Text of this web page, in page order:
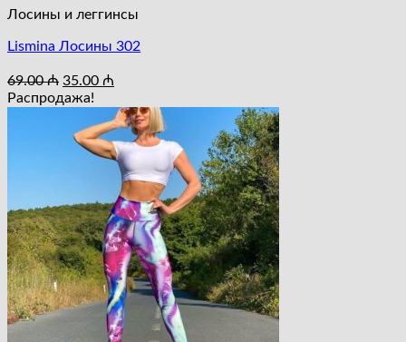
Лосины и леггинсы
Lismina Лосины 302
69.00₼ Первоначальная
цена
составляла
69.00 ₼.
35.00 ₼
35.00 ₼.
Распродажа!